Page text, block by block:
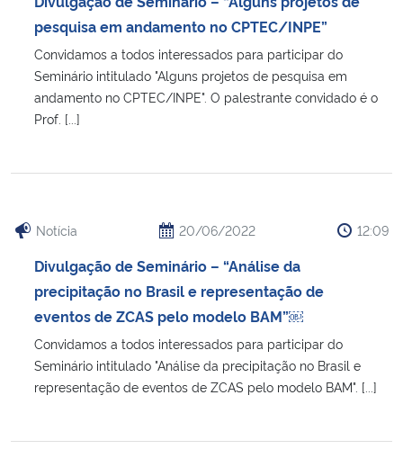
Ministério da Cidadania
Ministério da Saúde
Ministério do Desenvolvimento Regional
Controladoria-Geral da União
Ministério da Mulher, da Família e dos Direitos Humanos
Secretaria-Geral
pesquisa em andamento no CPTEC/INPE”
Convidamos a todos interessados para participar do
Seminário intitulado "Alguns projetos de pesquisa em
andamento no CPTEC/INPE". O palestrante convidado é o
Prof. [...]
Notícia 20/06/2022 12:09
Divulgação de Seminário – “Análise da
precipitação no Brasil e representação de
eventos de ZCAS pelo modelo BAM”￼
Convidamos a todos interessados para participar do
Seminário intitulado "Análise da precipitação no Brasil e
representação de eventos de ZCAS pelo modelo BAM". [...]